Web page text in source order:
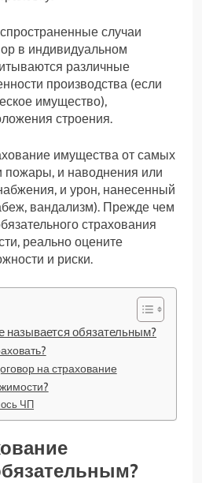
случаи
в индивидуальном
различные
производства (если
имущество),
строения.
имущества от самых
пожары, и наводнения или
и урон, нанесенный
вандализм). Прежде чем
страхования
реально оцените
и риски.
называется обязательным?
на страхование
ЧП